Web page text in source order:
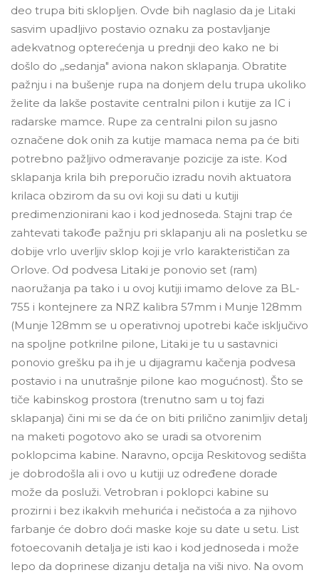
deo trupa biti sklopljen. Ovde bih naglasio da je Litaki
sasvim upadljivo postavio oznaku za postavljanje
adekvatnog opterećenja u prednji deo kako ne bi
došlo do ,,sedanja" aviona nakon sklapanja. Obratite
pažnju i na bušenje rupa na donjem delu trupa ukoliko
želite da lakše postavite centralni pilon i kutije za IC i
radarske mamce. Rupe za centralni pilon su jasno
označene dok onih za kutije mamaca nema pa će biti
potrebno pažljivo odmeravanje pozicije za iste. Kod
sklapanja krila bih preporučio izradu novih aktuatora
krilaca obzirom da su ovi koji su dati u kutiji
predimenzionirani kao i kod jednoseda. Stajni trap će
zahtevati takođe pažnju pri sklapanju ali na posletku se
dobije vrlo uverljiv sklop koji je vrlo karakterističan za
Orlove. Od podvesa Litaki je ponovio set (ram)
naoružanja pa tako i u ovoj kutiji imamo delove za BL-
755 i kontejnere za NRZ kalibra 57mm i Munje 128mm
(Munje 128mm se u operativnoj upotrebi kače isključivo
na spoljne potkrilne pilone, Litaki je tu u sastavnici
ponovio grešku pa ih je u dijagramu kačenja podvesa
postavio i na unutrašnje pilone kao mogućnost). Što se
tiče kabinskog prostora (trenutno sam u toj fazi
sklapanja) čini mi se da će on biti prilično zanimljiv detalj
na maketi pogotovo ako se uradi sa otvorenim
poklopcima kabine. Naravno, opcija Reskitovog sedišta
je dobrodošla ali i ovo u kutiji uz određene dorade
može da posluži. Vetrobran i poklopci kabine su
prozirni i bez ikakvih mehurića i nečistoća a za njihovo
farbanje će dobro doći maske koje su date u setu. List
fotoecovanih detalja je isti kao i kod jednoseda i može
lepo da doprinese dizanju detalja na viši nivo. Na ovom